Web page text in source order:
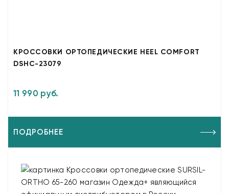
КРОССОВКИ ОРТОПЕДИЧЕСКИЕ HEEL COMFORT
DSHC-23079
11 990 руб.
ПОДРОБНЕЕ